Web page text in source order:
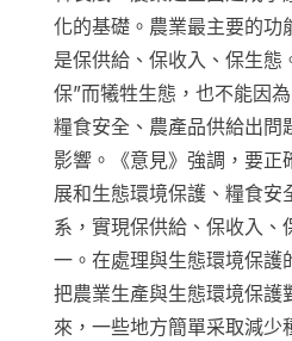
化的基礎。農業最主要的功
是保供給、保收入、保生態
保”而犧牲生態，也不能因
糧食安全、農產品供給出問
影響。《意見》強調，要正
展和生態環境保護、糧食安
系，實現保供給、保收入、
一。在處理與生態環境保護
把農業生產與生態環境保護
來，一些地方簡單采取減少